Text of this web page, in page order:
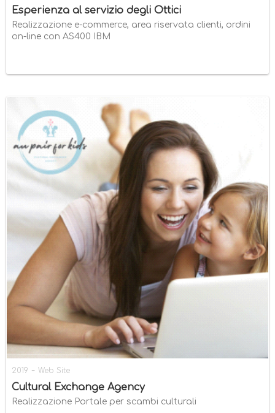
Esperienza al servizio degli Ottici
Realizzazione e-commerce, area riservata clienti, ordini
on-line con AS400 IBM
2019 - Web Site
Cultural Exchange Agency
Realizzazione Portale per scambi culturali